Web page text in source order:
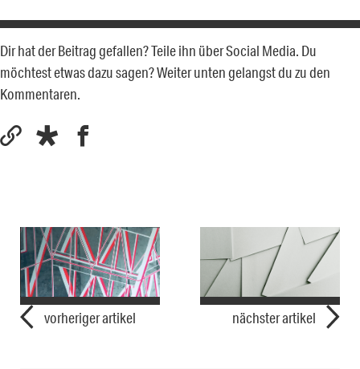
Dir hat der Beitrag gefallen? Teile ihn über Social Media. Du
möchtest etwas dazu sagen? Weiter unten gelangst du zu den
Kommentaren.
vorheriger artikel nächster artikel